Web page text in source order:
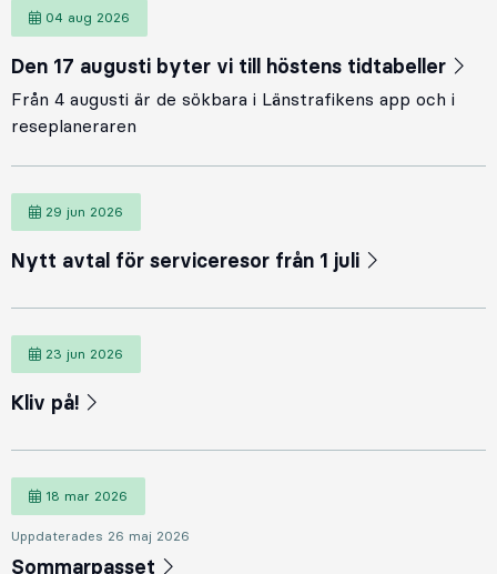
04 aug 2026
Den 17 augusti byter vi till höstens tidtabeller
Från 4 augusti är de sökbara i Länstrafikens app och i
reseplaneraren
29 jun 2026
Nytt avtal för serviceresor från 1 juli
23 jun 2026
Kliv på!
18 mar 2026
Uppdaterades 26 maj 2026
Sommarpasset